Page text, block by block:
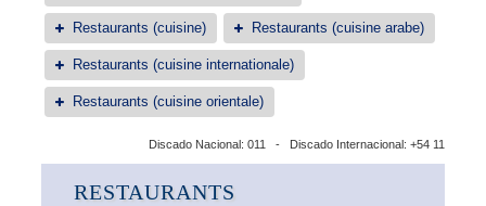
Restaurants (cuisine) Restaurants (cuisine arabe)
Restaurants (cuisine internationale)
Restaurants (cuisine orientale)
Discado Nacional: 011 - Discado Internacional: +54 11
RESTAURANTS